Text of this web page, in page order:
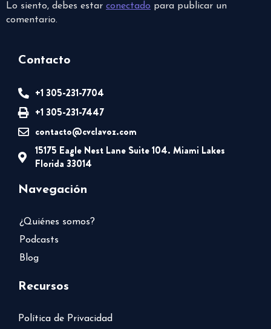
Lo siento, debes estar conectado para publicar un
comentario.
Contacto
+1 305-231-7704
+1 305-231-7447
contacto@cvclavoz.com
15175 Eagle Nest Lane Suite 104. Miami Lakes
Florida 33014
Navegación
¿Quiénes somos?
Podcasts
Blog
Recursos
Política de Privacidad